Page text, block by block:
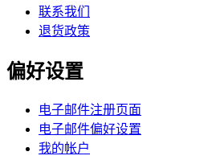
联系我们
退货政策
偏好设置
电子邮件注册页面
电子邮件偏好设置
我的帐户